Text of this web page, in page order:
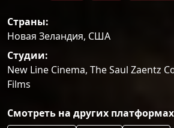
Страны:
Новая Зеландия, США
Студии:
New Line Cinema, The Saul Zaentz
Films
Смотреть на других